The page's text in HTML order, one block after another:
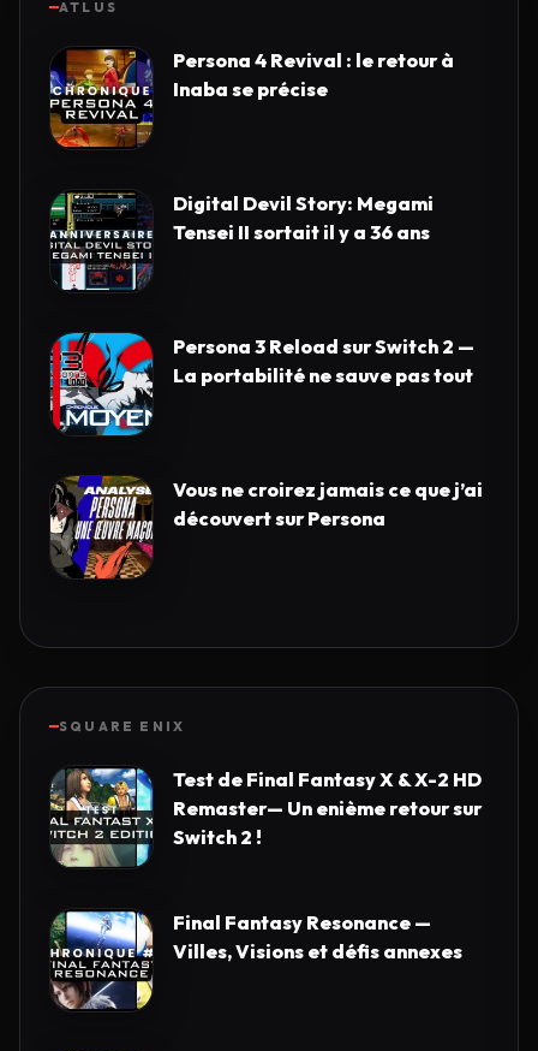
ATLUS
Persona 4 Revival : le retour à
Inaba se précise
Digital Devil Story: Megami
Tensei II sortait il y a 36 ans
Persona 3 Reload sur Switch 2 —
La portabilité ne sauve pas tout
Vous ne croirez jamais ce que j’ai
découvert sur Persona
SQUARE ENIX
Test de Final Fantasy X & X-2 HD
Remaster— Un enième retour sur
Switch 2 !
Final Fantasy Resonance —
Villes, Visions et défis annexes